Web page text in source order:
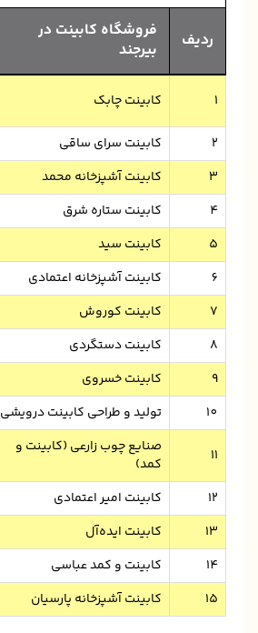
ردیف
فروشگاه کابینت در
بیرجند
1 کابینت چابک
2 کابینت سرای ساقی
3
کابینت آشپزخانه محمد
4
کابینت ستاره شرق
5
کابینت سید
6
کابینت آشپزخانه اعتمادی
7
کابینت کوروش
8
کابینت دستگردی
9
کابینت خسروی
10
تولید و طراحی کابینت درویشی
11
صنایع چوب زارعی (کابینت و
کمد)
12 کابینت امیر اعتمادی
13
کابینت ایده‌آل
14
کابینت و کمد عباسی
15
کابینت آشپزخانه پارسیان